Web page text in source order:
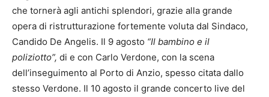
che tornerà agli antichi splendori, grazie alla grande
opera di ristrutturazione fortemente voluta dal Sindaco,
Candido De Angelis. Il 9 agosto “Il bambino e il
poliziotto”, di e con Carlo Verdone, con la scena
dell’inseguimento al Porto di Anzio, spesso citata dallo
stesso Verdone. Il 10 agosto il grande concerto live del